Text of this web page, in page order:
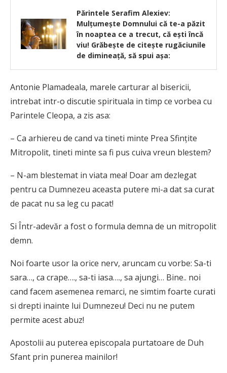
Părintele Serafim Alexiev:
Mulțumește Domnului că te-a păzit
în noaptea ce a trecut, că ești încă
viu! Grăbește de citește rugăciunile
de dimineață, să spui așa:
Antonie Plamadeala, marele carturar al bisericii,
intrebat intr-o discutie spirituala in timp ce vorbea cu
Parintele Cleopa, a zis asa:
– Ca arhiereu de cand va tineti minte Prea Sfinţite
Mitropolit, tineti minte sa fi pus cuiva vreun blestem?
– N-am blestemat in viata mea! Doar am dezlegat
pentru ca Dumnezeu aceasta putere mi-a dat sa curat
de pacat nu sa leg cu pacat!
Si Într-adevăr a fost o formula demna de un mitropolit
demn.
Noi foarte usor la orice nerv, aruncam cu vorbe: Sa-ti
sara…, ca crape…., sa-ti iasa…., sa ajungi… Bine.. noi
cand facem asemenea remarci, ne simtim foarte curati
si drepti inainte lui Dumnezeu! Deci nu ne putem
permite acest abuz!
Apostolii au puterea episcopala purtatoare de Duh
Sfant prin punerea mainilor!